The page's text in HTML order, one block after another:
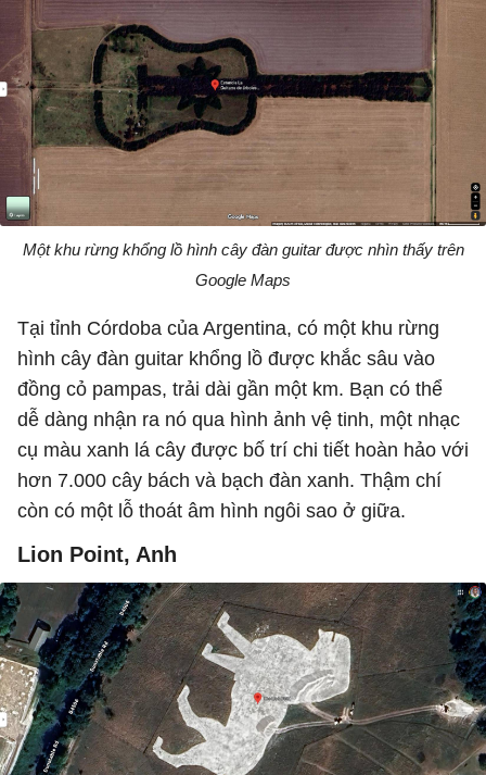
Một khu rừng khổng lồ hình cây đàn guitar được nhìn thấy trên
Google Maps
Tại tỉnh Córdoba của Argentina, có một khu rừng
hình cây đàn guitar khổng lồ được khắc sâu vào
đồng cỏ pampas, trải dài gần một km. Bạn có thể
dễ dàng nhận ra nó qua hình ảnh vệ tinh, một nhạc
cụ màu xanh lá cây được bố trí chi tiết hoàn hảo với
hơn 7.000 cây bách và bạch đàn xanh. Thậm chí
còn có một lỗ thoát âm hình ngôi sao ở giữa.
Lion Point, Anh